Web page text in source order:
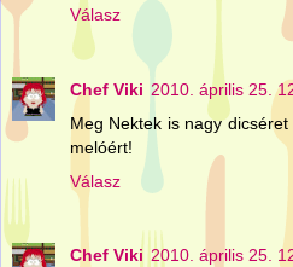
Válasz
Chef Viki 2010. április 25.
Meg Nektek is nagy
melóért!
Válasz
Chef Viki 2010. április 25.